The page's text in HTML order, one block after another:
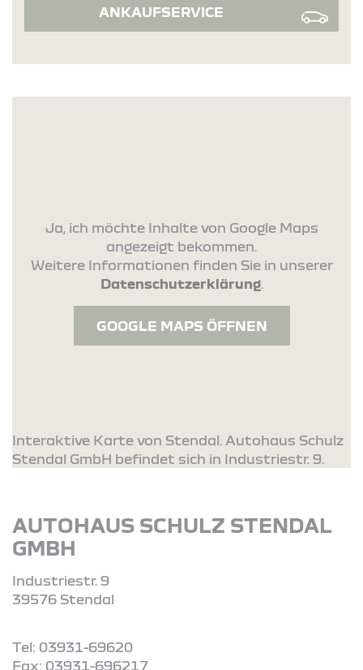
ANKAUFSERVICE
Ja, ich möchte Inhalte von Google Maps
angezeigt bekommen.
Weitere Informationen finden Sie in unserer
Datenschutzerklärung.
GOOGLE MAPS ÖFFNEN
Interaktive Karte von Stendal. Autohaus Schulz
Stendal GmbH befindet sich in Industriestr. 9.
AUTOHAUS SCHULZ STENDAL
GMBH
Industriestr. 9
39576 Stendal
Tel: 03931-69620
Fax: 03931-696217